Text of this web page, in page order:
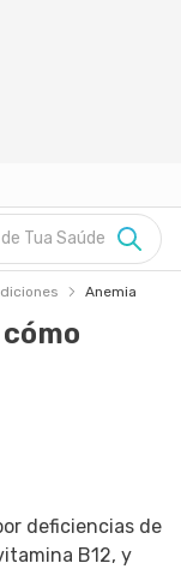
Tua Saúde
Anemia
deficiencias de
B12, y